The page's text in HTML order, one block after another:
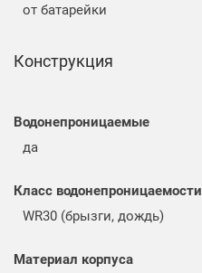
от батарейки
Конструкция
Водонепроницаемые
да
Класс водонепроницаемости
WR30 (брызги, дождь)
Материал корпуса